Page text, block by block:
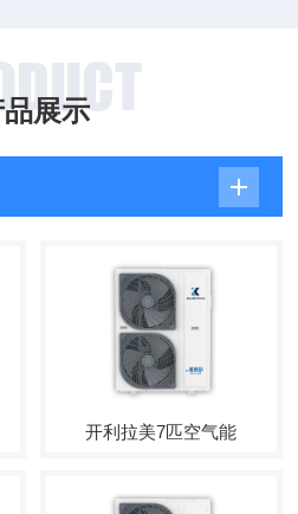
展示
开利拉美7匹空气能